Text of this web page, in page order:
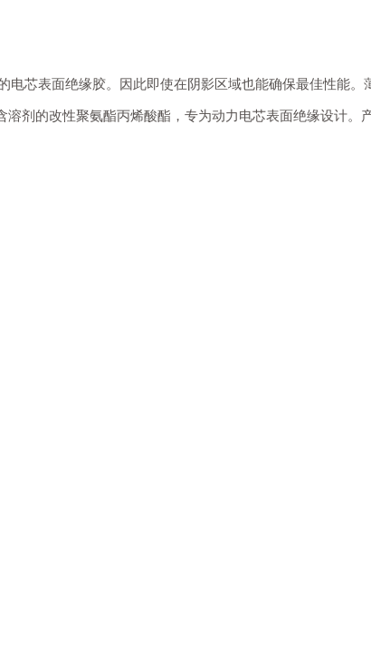
芯表面绝缘胶。因此即使在阴影区域也能确保最佳性能
剂的改性聚氨酯丙烯酸酯，专为动力电芯表面绝缘设计